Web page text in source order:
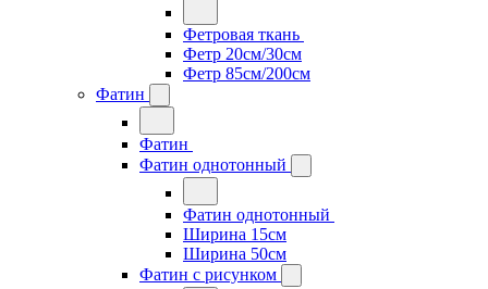
Фетровая ткань
Фетр 20см/30см
Фетр 85см/200см
Фатин
Фатин
Фатин однотонный
Фатин однотонный
Ширина 15см
Ширина 50см
Фатин с рисунком